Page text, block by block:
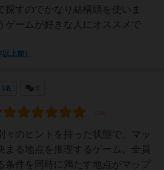
探すのでかなり結構頭を使いま
ゲームが好きな人にオススメで
上前）
1名
々のヒントを持った状態で、マッ
まる地点を推理するゲーム。全員
条件を同時に満たす地点がマップ